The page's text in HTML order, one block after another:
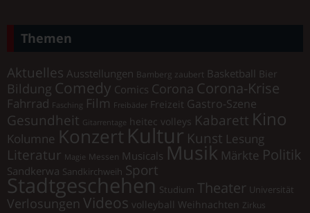
Themen
Aktuelles Ausstellungen Bamberg zaubert Basketball Bier
Bildung Comedy Comics Corona Corona-Krise
Fahrrad Fasching Film Freibäder Freizeit Gastro-Szene
Gesundheit Gitarrentage heitec volleys Kabarett Kino
Kolumne Konzert Kultur Kunst Lesung
Literatur Magie Messen Musicals Musik Märkte Politik
Sandkerwa Sandkirchweih Sport
Stadtgeschehen Studium Theater Universität
Verlosungen Videos volleyball Weihnachten Zirkus